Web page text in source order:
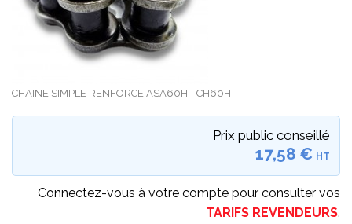
CHAINE SIMPLE RENFORCE ASA60H - CH60H
Prix public conseillé
17,58 € HT
Connectez-vous à votre compte pour consulter vos
TARIFS REVENDEURS.